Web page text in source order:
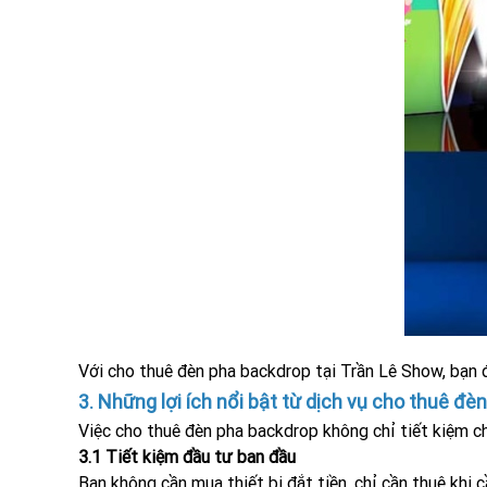
Với cho thuê đèn pha backdrop tại Trần Lê Show,
3. Những lợi ích nổi bật từ dịch vụ cho thuê
Việc cho thuê đèn pha backdrop không chỉ tiết kiệm
3.1 Tiết kiệm đầu tư ban đầu